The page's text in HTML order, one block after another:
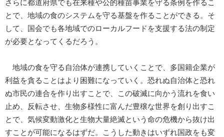
さらに都道府県でも在来種や公的種苗事業を守る条例を作るこ
とで、地域の食のシステムを守る基盤を作ることができる。そ
して、国会でも各地域でのローカルフードを支援する法の制定
が必要となってくるだろう。
地域の食を守る自治体が連携していくことで、多国籍企業が
利益を貪ることはより困難になっていく。恐れぬ自治体と恐れ
ぬ市民の連合を作り出すことで、この破滅に向かう流れを食い
止め、反転させ、生物多様性に富んだ豊穣な世界を創り出すこ
とで、気候変動激化と生物大量絶滅という命の危機から抜け出
すことが可能になるはずだ。こうした動きはいずれ国政をも変